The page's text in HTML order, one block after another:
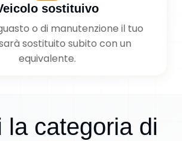
sostituivo
o di manutenzione il tuo
sostituito subito con un
equivalente.
la categoria di